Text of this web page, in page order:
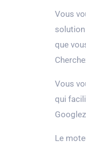
Vous
que
Vous
qui
Le